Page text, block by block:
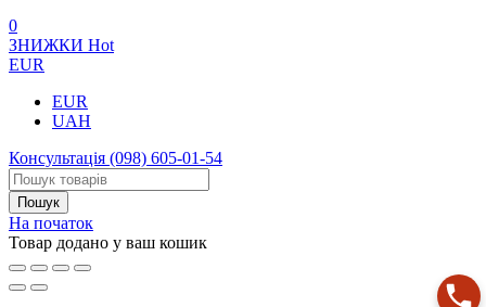
0
ЗНИЖКИ Hot
EUR
EUR
UAH
Консультація (098) 605-01-54
На початок
Товар додано у ваш кошик